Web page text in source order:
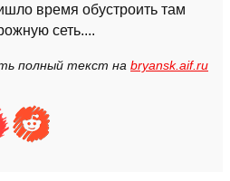
время обустроить там
сеть....
полный текст на bryansk.aif.ru